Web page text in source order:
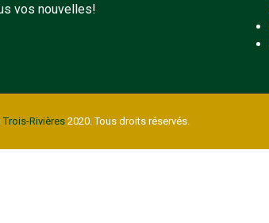
vos nouvelles!
Rivières2020. Tous droits réservés.